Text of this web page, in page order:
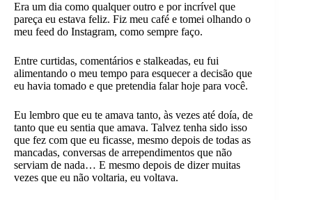
Era um dia como qualquer outro e por incrível que
pareça eu estava feliz. Fiz meu café e tomei olhando o
meu feed do Instagram, como sempre faço.
Entre curtidas, comentários e stalkeadas, eu fui
alimentando o meu tempo para esquecer a decisão que
eu havia tomado e que pretendia falar hoje para você.
Eu lembro que eu te amava tanto, às vezes até doía, de
tanto que eu sentia que amava. Talvez tenha sido isso
que fez com que eu ficasse, mesmo depois de todas as
mancadas, conversas de arrependimentos que não
serviam de nada… E mesmo depois de dizer muitas
vezes que eu não voltaria, eu voltava.